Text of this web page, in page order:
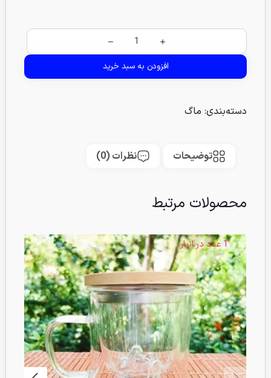
افزودن به سبد خرید
دسته‌بندی: ماگ
توضیحات نظرات (0)
محصولات مرتبط
1 عدد در انبار